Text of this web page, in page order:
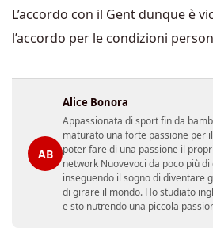
L’accordo con il Gent dunque è
l’accordo per le condizioni
AB
Alice Bonora
Appassionata di sport fin da
maturato una forte passione per
poter fare di una passione il
network Nuovevoci da poco più
inseguendo il sogno di diventare
di girare il mondo. Ho studiato
e sto nutrendo una piccola